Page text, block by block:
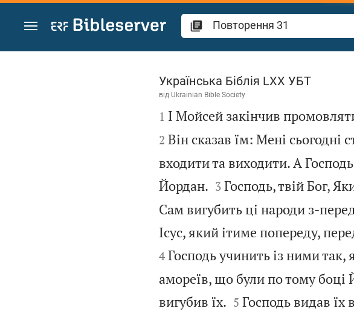
Перейти до вмісту
Повторення 31
Українська Біблія LXX УБТ
від Ukrainian Bible Society

1 І Мойсей закінчив
2 Він сказав їм: Мені сьогодні
входити та виходити. А
Йордан.
3 Господь, твій Бог,
Сам вигубить ці народи з-
Ісус, який ітиме попереду,
4 Господь учинить із ними
амореїв, що були по тому боці
вигубив їх.
5 Господь видав їх